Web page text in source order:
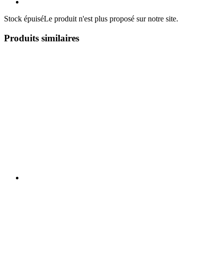
Stock épuiséLe produit n'est plus proposé sur notre site.
Produits similaires